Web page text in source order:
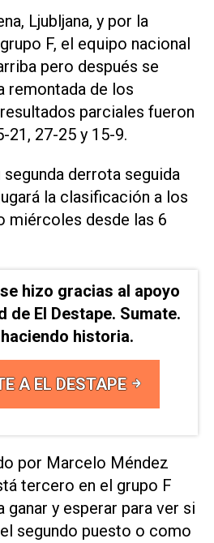
Ljubljana, y por la
F, el equipo nacional
pero después se
remontada de los
parciales fueron
21, 27-25 y 15-9.
derrota seguida
la clasificación a los
miércoles desde las 6
hizo gracias al apoyo
de El Destape. Sumate.
historia.
A EL DESTAPE
por Marcelo Méndez
tercero en el grupo F
y esperar para ver si
segundo puesto o como